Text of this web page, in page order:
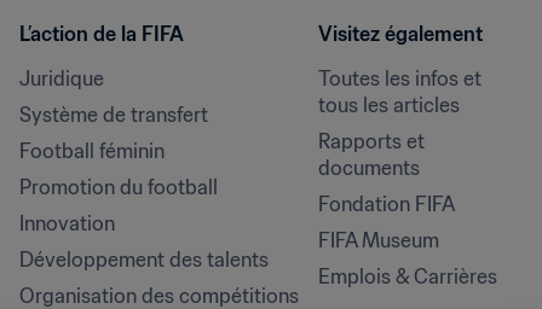
L’action de la FIFA
Juridique
Système de transfert
Football féminin
Promotion du football
Innovation
Développement des talents
Organisation des compétitions
Visitez également
Toutes les infos et
tous les articles
Rapports et
documents
Fondation FIFA
FIFA Museum
Emplois & Carrières